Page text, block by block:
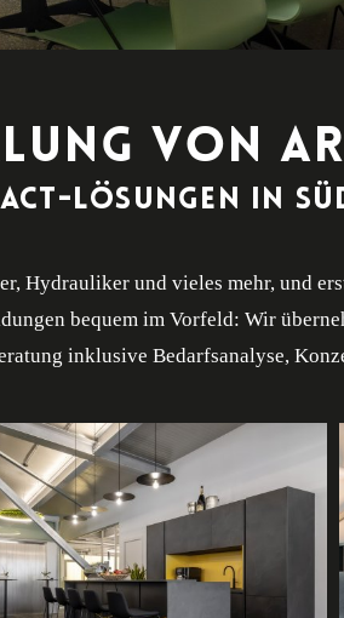
VON
Lösungen in
Hydrauliker und vieles mehr, und
bequem im Vorfeld: Wir
inklusive Bedarfsanalyse,